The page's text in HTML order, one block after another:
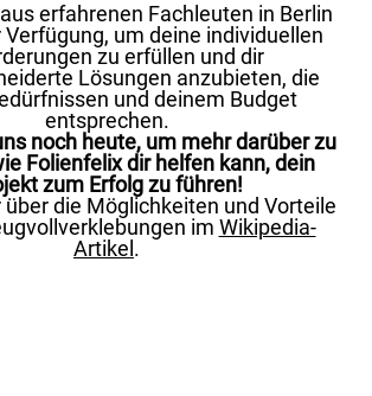
erfahrenen Fachleuten in Berlin
um deine individuellen
zu erfüllen und dir
Lösungen anzubieten, die
und deinem Budget
entsprechen.
noch heute, um mehr darüber zu
Folienfelix dir helfen kann, dein
zum Erfolg zu führen!
über die Möglichkeiten und Vorteile
im Wikipedia-
Artikel .